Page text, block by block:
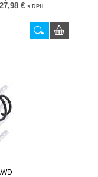
27,98 € s DPH